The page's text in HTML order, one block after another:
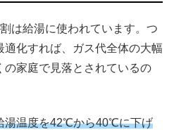
は給湯に使われています。つ
適化すれば、ガス代全体の大幅
家庭で見落とされているの
湯温度を42℃から40℃に下げ